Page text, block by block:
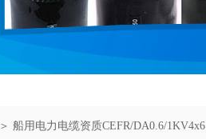
＞ 船用电力电缆资质CEFR/DA0.6/1KV4x6